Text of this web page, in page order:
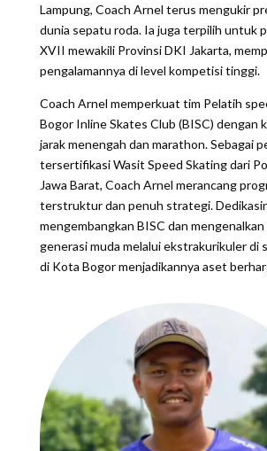
Lampung, Coach Arnel terus mengukir
dunia sepatu roda. Ia juga terpilih untuk
XVII mewakili Provinsi DKI Jakarta,
pengalamannya di level kompetisi tinggi.
Coach Arnel memperkuat tim Pelatih
Bogor Inline Skates Club (BISC) dengan
jarak menengah dan marathon. Sebagai
tersertifikasi Wasit Speed Skating dari
Jawa Barat, Coach Arnel merancang
terstruktur dan penuh strategi.
mengembangkan BISC dan
generasi muda melalui ekstrakurikuler di
di Kota Bogor menjadikannya aset